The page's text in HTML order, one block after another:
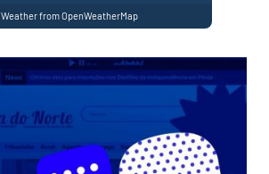
Weather from OpenWeatherMap